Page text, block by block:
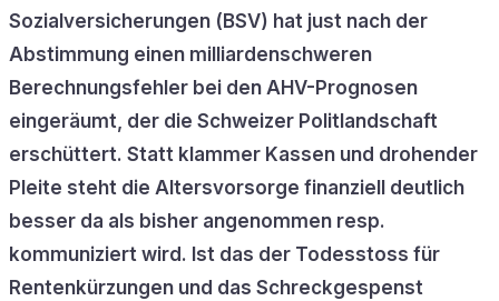
Sozialversicherungen (BSV) hat just nach der
Abstimmung einen milliardenschweren
Berechnungsfehler bei den AHV-Prognosen
eingeräumt, der die Schweizer Politlandschaft
erschüttert. Statt klammer Kassen und drohender
Pleite steht die Altersvorsorge finanziell deutlich
besser da als bisher angenommen resp.
kommuniziert wird. Ist das der Todesstoss für
Rentenkürzungen und das Schreckgespenst